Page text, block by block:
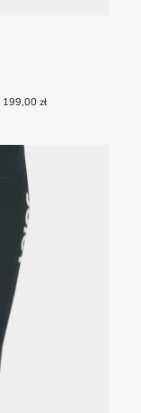
199,00 zł